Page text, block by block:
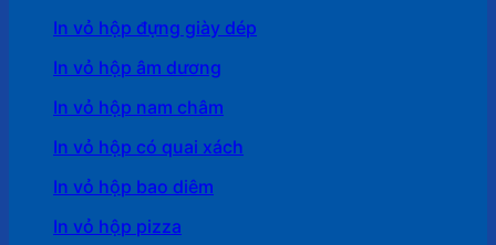
In vỏ hộp đựng giày dép
In vỏ hộp âm dương
In vỏ hộp nam châm
In vỏ hộp có quai xách
In vỏ hộp bao diêm
In vỏ hộp pizza